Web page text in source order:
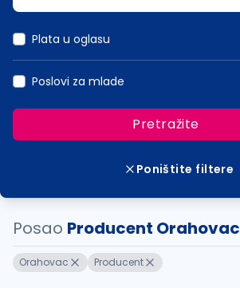
Plata u oglasu
Poslovi za mlade
Pretražite
Poništite filtere
Posao Producent Orahovac
Orahovac Producent